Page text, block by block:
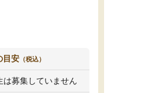
目安 （税込）
は募集していません